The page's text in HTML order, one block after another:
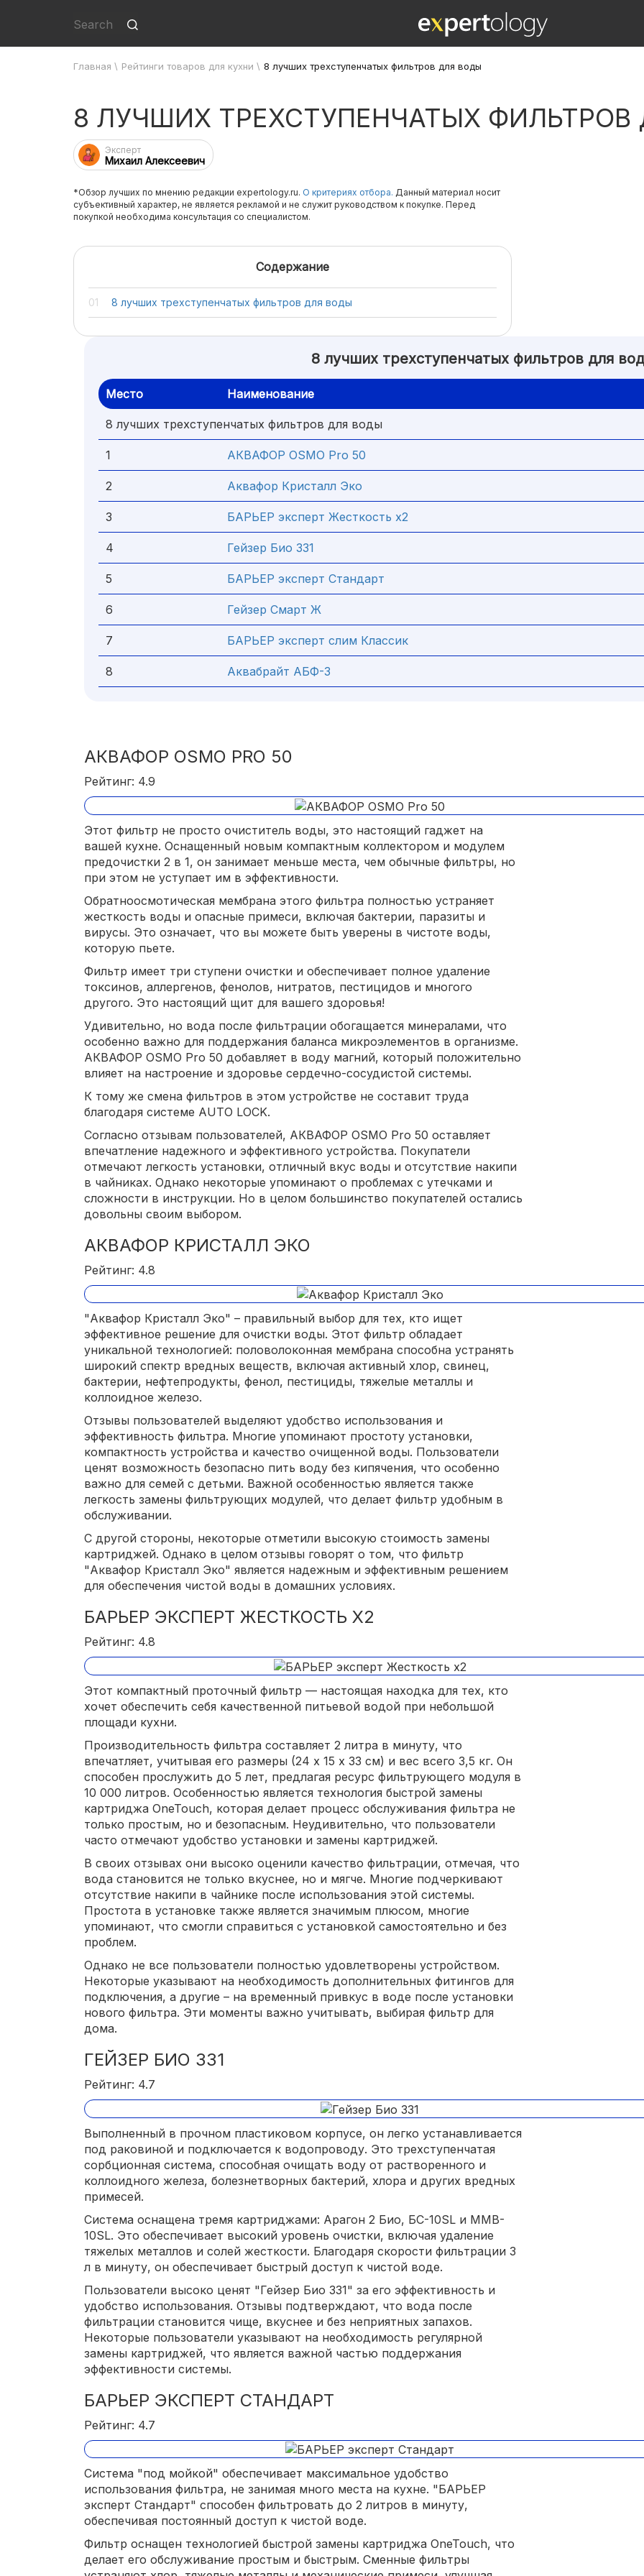
Главная \ Рейтинги товаров для кухни \ 8 лучших трехступенчатых фильтров для воды
8 ЛУЧШИХ ТРЕХСТУПЕНЧАТЫХ
Эксперт
Михаил Алексеевич
*Обзор лучших по мнению редакции expertology.ru. О критериях отбора. Данный материал носит
субъективный характер, не является рекламой и не служит руководством к покупке. Перед
покупкой необходима консультация со специалистом.
Содержание
8 лучших трехступенчатых фильтров для воды
8 лучших трехступенчатых фильтров для
Место Наименование
8 лучших трехступенчатых фильтров для воды
1 АКВАФОР OSMO Pro 50
2 Аквафор Кристалл Эко
3 БАРЬЕР эксперт Жесткость х2
4 Гейзер Био 331
5 БАРЬЕР эксперт Стандарт
6 Гейзер Смарт Ж
7 БАРЬЕР эксперт слим Классик
8 Аквабрайт АБФ-3
АКВАФОР OSMO PRO 50
Рейтинг: 4.9
Этот фильтр не просто очиститель воды, это настоящий гаджет на
вашей кухне. Оснащенный новым компактным коллектором и модулем
предочистки 2 в 1, он занимает меньше места, чем обычные фильтры, но
при этом не уступает им в эффективности.
Обратноосмотическая мембрана этого фильтра полностью устраняет
жесткость воды и опасные примеси, включая бактерии, паразиты и
вирусы. Это означает, что вы можете быть уверены в чистоте воды,
которую пьете.
Фильтр имеет три ступени очистки и обеспечивает полное удаление
токсинов, аллергенов, фенолов, нитратов, пестицидов и многого
другого. Это настоящий щит для вашего здоровья!
Удивительно, но вода после фильтрации обогащается минералами, что
особенно важно для поддержания баланса микроэлементов в организме.
АКВАФОР OSMO Pro 50 добавляет в воду магний, который положительно
влияет на настроение и здоровье сердечно-сосудистой системы.
К тому же смена фильтров в этом устройстве не составит труда
благодаря системе AUTO LOCK.
Согласно отзывам пользователей, АКВАФОР OSMO Pro 50 оставляет
впечатление надежного и эффективного устройства. Покупатели
отмечают легкость установки, отличный вкус воды и отсутствие накипи
в чайниках. Однако некоторые упоминают о проблемах с утечками и
сложности в инструкции. Но в целом большинство покупателей остались
довольны своим выбором.
АКВАФОР КРИСТАЛЛ ЭКО
Рейтинг: 4.8
"Аквафор Кристалл Эко" – правильный выбор для тех, кто ищет
эффективное решение для очистки воды. Этот фильтр обладает
уникальной технологией: половолоконная мембрана способна устранять
широкий спектр вредных веществ, включая активный хлор, свинец,
бактерии, нефтепродукты, фенол, пестициды, тяжелые металлы и
коллоидное железо.
Отзывы пользователей выделяют удобство использования и
эффективность фильтра. Многие упоминают простоту установки,
компактность устройства и качество очищенной воды. Пользователи
ценят возможность безопасно пить воду без кипячения, что особенно
важно для семей с детьми. Важной особенностью является также
легкость замены фильтрующих модулей, что делает фильтр удобным в
обслуживании.
С другой стороны, некоторые отметили высокую стоимость замены
картриджей. Однако в целом отзывы говорят о том, что фильтр
"Аквафор Кристалл Эко" является надежным и эффективным решением
для обеспечения чистой воды в домашних условиях.
БАРЬЕР ЭКСПЕРТ ЖЕСТКОСТЬ Х2
Рейтинг: 4.8
Этот компактный проточный фильтр — настоящая находка для тех, кто
хочет обеспечить себя качественной питьевой водой при небольшой
площади кухни.
Производительность фильтра составляет 2 литра в минуту, что
впечатляет, учитывая его размеры (24 х 15 х 33 см) и вес всего 3,5 кг. Он
способен прослужить до 5 лет, предлагая ресурс фильтрующего модуля в
10 000 литров. Особенностью является технология быстрой замены
картриджа OneTouch, которая делает процесс обслуживания фильтра не
только простым, но и безопасным. Неудивительно, что пользователи
часто отмечают удобство установки и замены картриджей.
В своих отзывах они высоко оценили качество фильтрации, отмечая, что
вода становится не только вкуснее, но и мягче. Многие подчеркивают
отсутствие накипи в чайнике после использования этой системы.
Простота в установке также является значимым плюсом, многие
упоминают, что смогли справиться с установкой самостоятельно и без
проблем.
Однако не все пользователи полностью удовлетворены устройством.
Некоторые указывают на необходимость дополнительных фитингов для
подключения, а другие – на временный привкус в воде после установки
нового фильтра. Эти моменты важно учитывать, выбирая фильтр для
дома.
ГЕЙЗЕР БИО 331
Рейтинг: 4.7
Выполненный в прочном пластиковом корпусе, он легко устанавливается
под раковиной и подключается к водопроводу. Это трехступенчатая
сорбционная система, способная очищать воду от растворенного и
коллоидного железа, болезнетворных бактерий, хлора и других вредных
примесей.
Система оснащена тремя картриджами: Арагон 2 Био, БС-10SL и MMB-
10SL. Это обеспечивает высокий уровень очистки, включая удаление
тяжелых металлов и солей жесткости. Благодаря скорости фильтрации 3
л в минуту, он обеспечивает быстрый доступ к чистой воде.
Пользователи высоко ценят "Гейзер Био 331" за его эффективность и
удобство использования. Отзывы подтверждают, что вода после
фильтрации становится чище, вкуснее и без неприятных запахов.
Некоторые пользователи указывают на необходимость регулярной
замены картриджей, что является важной частью поддержания
эффективности системы.
БАРЬЕР ЭКСПЕРТ СТАНДАРТ
Рейтинг: 4.7
Система "под мойкой" обеспечивает максимальное удобство
использования фильтра, не занимая много места на кухне. "БАРЬЕР
эксперт Стандарт" способен фильтровать до 2 литров в минуту,
обеспечивая постоянный доступ к чистой воде.
Фильтр оснащен технологией быстрой замены картриджа OneTouch, что
делает его обслуживание простым и быстрым. Сменные фильтры